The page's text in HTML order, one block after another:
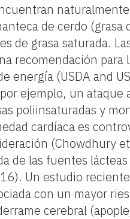
de cerdo
de grasa saturada.
recomendación para
energía (USDA and
ejemplo, un ataque
poliinsaturadas y
cardíaca es
(Chowdhury
de las fuentes
Un estudio
con un mayor
cerebral